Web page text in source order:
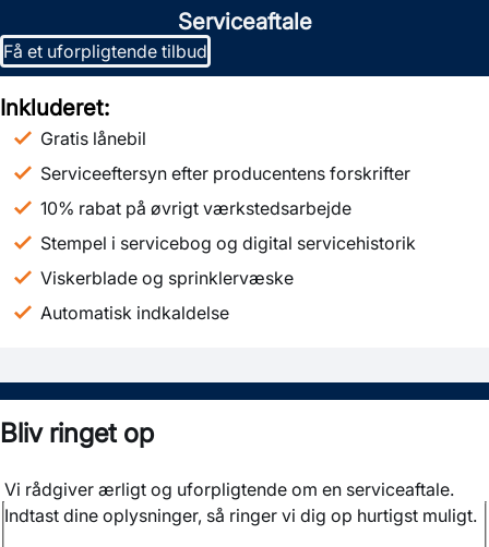
Serviceaftale
Få et uforpligtende tilbud
Inkluderet:
Gratis lånebil
Serviceeftersyn efter producentens forskrifter
10% rabat på øvrigt værkstedsarbejde
Stempel i servicebog og digital servicehistorik
Viskerblade og sprinklervæske
Automatisk indkaldelse
Bliv ringet op
Vi rådgiver ærligt og uforpligtende om en serviceaftale.
Indtast dine oplysninger, så ringer vi dig op hurtigst muligt.